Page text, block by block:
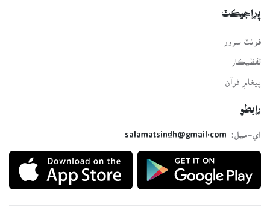
پراجيڪٽ
لفظيڪار
پيغامِ قرآن
رابطو
اي-ميل:
salamatsindh@gmail.com